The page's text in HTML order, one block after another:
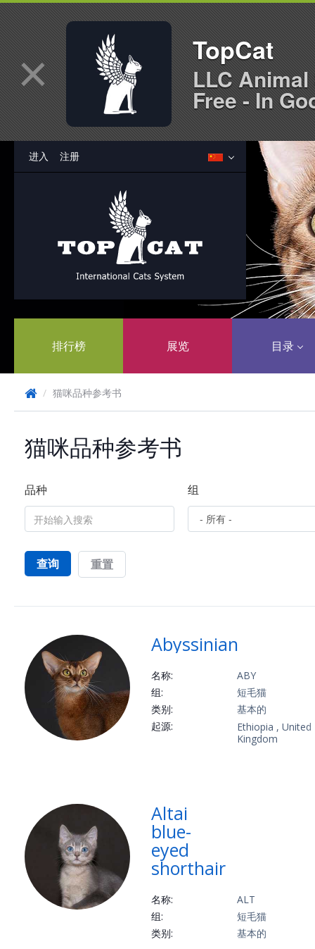
进入 注册
排行榜 展览 目录
/ 猫咪品种参考书
猫咪品种参考书
品种 组
查询 重置
Abyssinian
名称:
ABY
组:
短毛猫
类别:
基本的
起源:
Ethiopia , United
Kingdom
Altai
blue-
eyed
shorthair
名称:
ALT
组:
短毛猫
类别:
基本的
× TopCat
LLC
Free - In